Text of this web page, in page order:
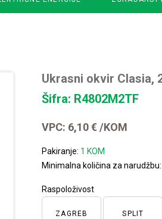
Ukrasni okvir Clasia,
Šifra: R4802M2TF
VPC: 6,10€ /KOM
Pakiranje: 1 KOM
Minimalna količina za narudžbu:
Raspoloživost
ZAGREB SPLIT